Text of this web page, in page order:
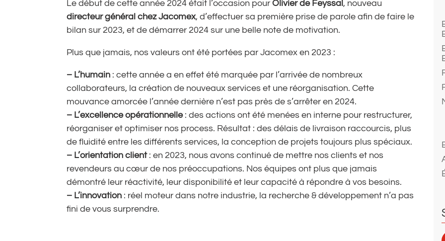
Le début de cette année 2024 était l’occasion pourOlivier de Feyssal, nouveau
directeur général chez Jacomex, d’effectuer sa première prise de parole afin de faire le
bilan sur 2023, et de démarrer 2024 sur une belle note de motivation.
Plus que jamais, nos valeurs ont été portées par Jacomex en 2023 :
– L’humain : cette année a en effet été marquée par l’arrivée de nombreux
collaborateurs, la création de nouveaux services et une réorganisation. Cette
mouvance amorcée l’année dernière n’est pas près de s’arrêter en 2024.
– L’excellence opérationnelle: des actions ont été menées en interne pour restructurer,
réorganiser et optimiser nos process. Résultat : des délais de livraison raccourcis, plus
de fluidité entre les différents services, la conception de projets toujours plus spéciaux.
– L’orientation client: en 2023, nous avons continué de mettre nos clients et nos
revendeurs au cœur de nos préoccupations. Nos équipes ont plus que jamais
démontré leur réactivité, leur disponibilité et leur capacité à répondre à vos besoins.
– L’innovation : réel moteur dans notre industrie, la recherche & développement n’a pas
fini de vous surprendre.